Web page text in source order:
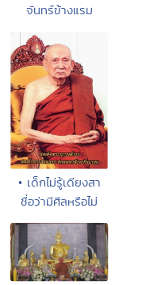
จันทร์ข้างแรม
• เด็กไม่รู้เดียงสา
ชื่อว่ามีศีลหรือไม่